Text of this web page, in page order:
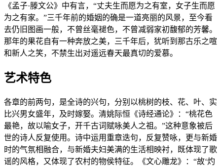
《孟子·滕文公》中有言，“丈夫生而愿为之有室，女子生而愿
为之有家。”三千年前的婚姻的确是一道亮丽的风景，至今看
去仍旧图画一般，不曾丝毫褪色，不曾减弱家初馥郁的芳馨。
那年的果花自有一种奔放之美，三千年后，犹听到那古乐之喧
和新人之笑，不禁生出对遥远春天最真切的爱慕。
艺术特色
各章的前两句，是全诗的兴句，分别以桃树的枝、花、叶、实
比兴男女盛年，及时嫁娶。清姚际恒《诗经通论》：“桃花色
最艳，故以喻女子，开千古词赋咏美人之祖。”这种意象被后
世的诗人反复使用。诗中运用重章迭句，反复赞咏，更与新婚
时的气氛相融合，与新婚夫妇美满的生活相映衬，既体现了歌
谣的风格，又体现了农村的物侯特征。《文心雕龙》：“故‘灼